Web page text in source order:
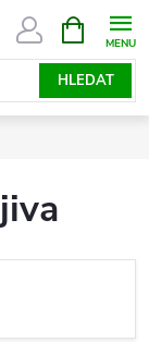
HLEDAT
NÁKUPNÍ
KOŠÍK